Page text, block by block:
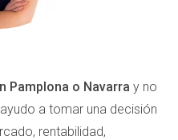
correspondiente.
sobre la adecuación del
Pamplona o Navarra y no
a tomar una decisión
rentabilidad,